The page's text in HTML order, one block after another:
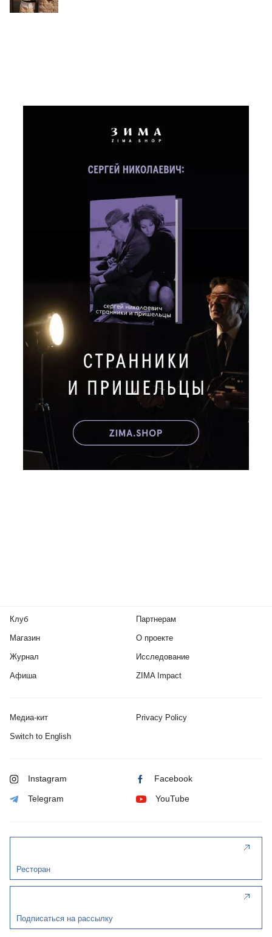
Клуб
Магазин
Журнал
Афиша
Партнерам
О проекте
Исследование
ZIMA Impact
Медиа-кит Privacy Policy
Switch to English
Instagram Facebook
Telegram YouTube
Ресторан
Подписаться на рассылку